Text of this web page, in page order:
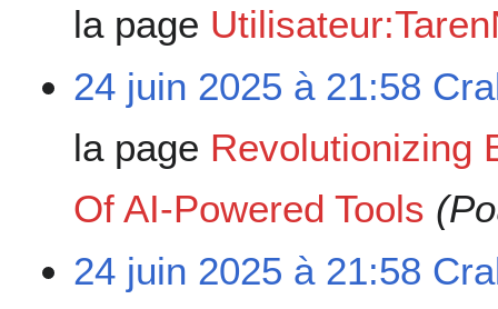
la page
24 juin 2025 à 21:58
la page Revolutionizing
Of AI-Powered Tools
24 juin 2025 à 21:58